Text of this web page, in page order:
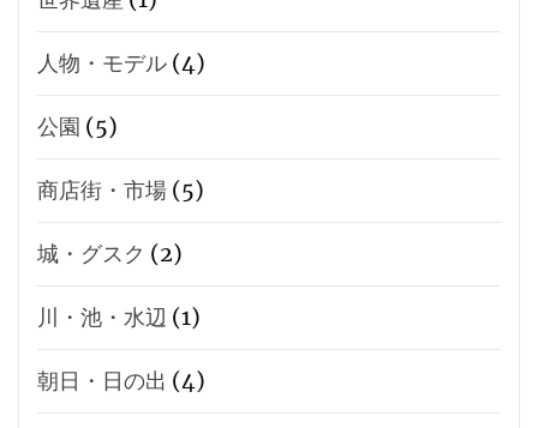
人物・モデル (4)
公園 (5)
商店街・市場 (5)
城・グスク (2)
川・池・水辺 (1)
朝日・日の出 (4)